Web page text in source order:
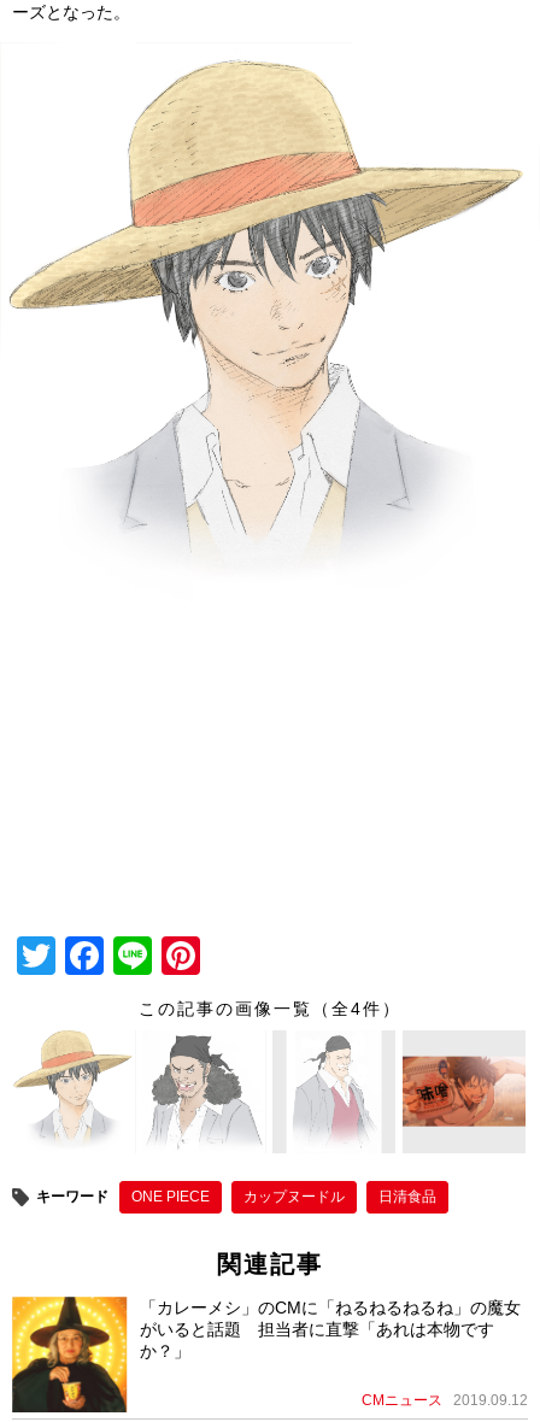
ーズとなった。
T
tt
er
F
e
b
o
o
k
Li
n
nt
er
e
st
この記事の画像一覧（全4件）
キーワード ONE PIECE カップヌードル 日清食品
関連記事
「カレーメシ」のCMに「ねるねるねるね」の魔女
がいると話題 担当者に直撃「あれは本物です
か？」
CMニュース 2019.09.12